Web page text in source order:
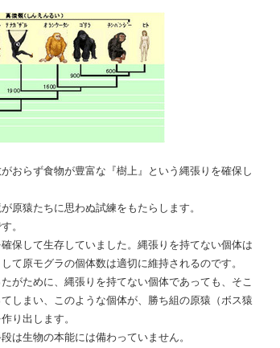
おらず食物が豊富な『樹上』という縄張りを確保し
原猿たちに思わぬ試練をもたらします。
。
保して生存していました。縄張りを持てない個体は
て原モグラの個体数は適切に維持されるのです。
がために、縄張りを持てない個体であっても、そこ
しまい、このような個体が、勝ち組の原猿（ボス猿
り出します。
は生物の本能には備わっていません。